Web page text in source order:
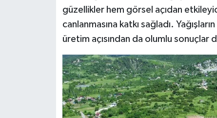
güzellikler hem görsel açıdan
canlanmasına katkı sağladı.
üretim açısından da olumlu